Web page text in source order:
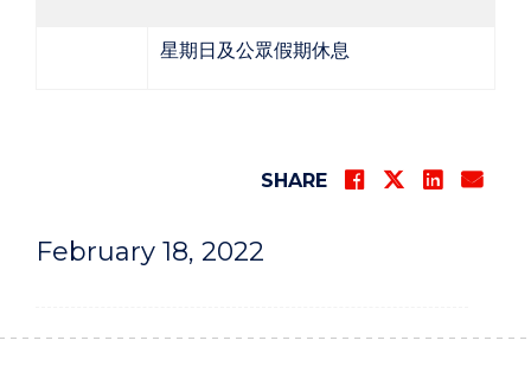
February 18, 2022
星期日及公眾假期休息
SHARE